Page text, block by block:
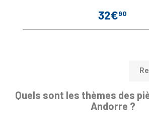
Prix
32€90
Quels sont les thèmes des
Andorre ?